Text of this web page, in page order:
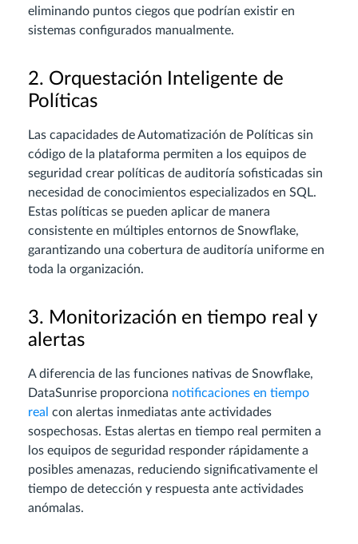
eliminando puntos ciegos que podrían existir en
sistemas configurados manualmente.
2. Orquestación Inteligente de
Políticas
Las capacidades de Automatización de Políticas sin
código de la plataforma permiten a los equipos de
seguridad crear políticas de auditoría sofisticadas sin
necesidad de conocimientos especializados en SQL.
Estas políticas se pueden aplicar de manera
consistente en múltiples entornos de Snowflake,
garantizando una cobertura de auditoría uniforme en
toda la organización.
3. Monitorización en tiempo real y
alertas
A diferencia de las funciones nativas de Snowflake,
DataSunrise proporciona notificaciones en tiempo
real con alertas inmediatas ante actividades
sospechosas. Estas alertas en tiempo real permiten a
los equipos de seguridad responder rápidamente a
posibles amenazas, reduciendo significativamente el
tiempo de detección y respuesta ante actividades
anómalas.